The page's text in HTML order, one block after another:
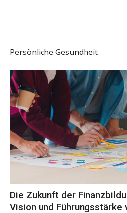
Persönliche Gesundheit
Die Zukunft der
Vision und Führungsstärke